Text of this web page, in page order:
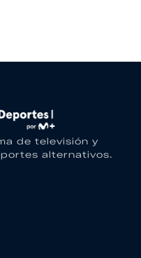
de televisión y
alternativos.